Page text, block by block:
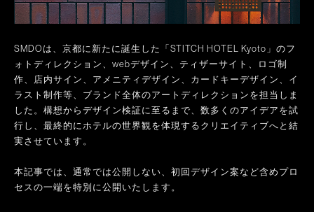
SMDOは、京都に新たに誕生した「STITCH HOTEL Kyoto」のフ
ォトディレクション、webデザイン、ティザーサイト、ロゴ制
作、店内サイン、アメニティデザイン、カードキーデザイン、イ
ラスト制作等、ブランド全体のアートディレクションを担当しま
した。構想からデザイン検証に至るまで、数多くのアイデアを試
行し、最終的にホテルの世界観を体現するクリエイティブへと結
実させています。
本記事では、通常では公開しない、初回デザイン案など含めプロ
セスの一端を特別に公開いたします。